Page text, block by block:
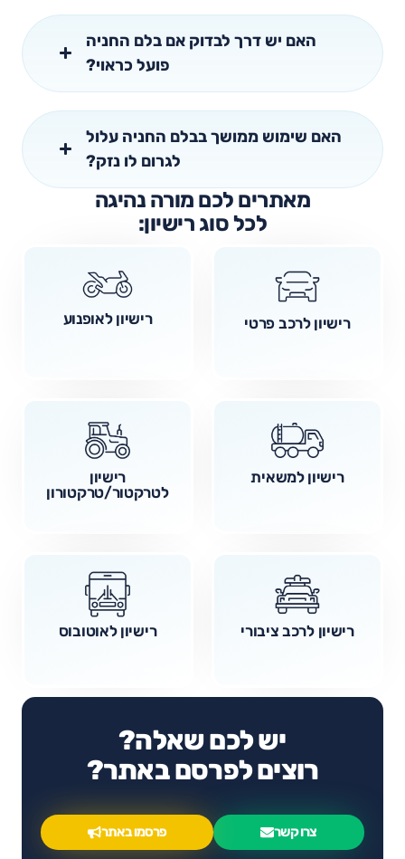
האם יש דרך לבדוק אם בלם החניה
פועל כראוי?
האם שימוש ממושך בבלם החניה עלול
לגרום לו נזק?
מאתרים לכם מורה נהיגה
לכל סוג רישיון:
רישיון לרכב פרטי רישיון לאופנוע
רישיון למשאית
רישיון
לטרקטור/טרקטורון
רישיון לרכב ציבורי רישיון לאוטובוס
יש לכם שאלה?
רוצים לפרסם באתר?
צרו קשר פרסמו באתר